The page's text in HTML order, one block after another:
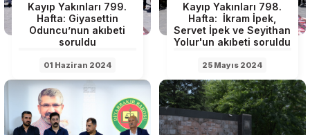
Kayıp Yakınları 799.
Hafta: Giyasettin
Oduncu’nun akıbeti
soruldu
01 Haziran 2024
Kayıp Yakınları 798.
Hafta: İkram İpek,
Servet İpek ve Seyithan
Yolur'un akıbeti soruldu
25 Mayıs 2024